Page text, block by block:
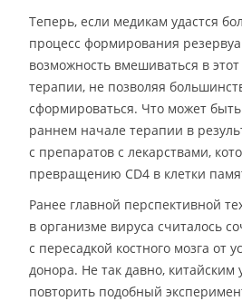
Теперь, если медикам удастся
процесс формирования
возможность вмешиваться в
терапии, не позволяя
сформироваться. Что может
раннем начале терапии в
с препаратов с лекарствами,
превращению CD4 в клетки
Ранее главной перспективной
в организме вируса считалось
с пересадкой костного мозга от
донора. Не так давно, китайским
повторить подобный